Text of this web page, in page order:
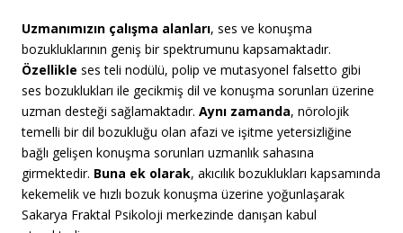
Uzmanımızın çalışma alanları, ses ve konuşma
bozukluklarının geniş bir spektrumunu kapsamaktadır.
Özellikle ses teli nodülü, polip ve mutasyonel falsetto gibi
ses bozuklukları ile gecikmiş dil ve konuşma sorunları üzerine
uzman desteği sağlamaktadır. Aynı zamanda, nörolojik
temelli bir dil bozukluğu olan afazi ve işitme yetersizliğine
bağlı gelişen konuşma sorunları uzmanlık sahasına
girmektedir. Buna ek olarak, akıcılık bozuklukları kapsamında
kekemelik ve hızlı bozuk konuşma üzerine yoğunlaşarak
Sakarya Fraktal Psikoloji merkezinde danışan kabul